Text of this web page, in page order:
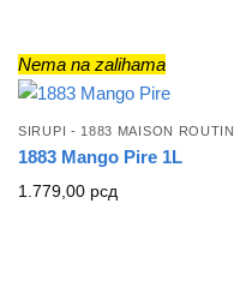
Nema na zalihama
SIRUPI - 1883 MAISON ROUTIN
1883 Mango Pire 1L
1.779,00 рсд